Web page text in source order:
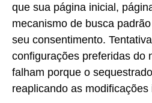
que sua página inicial,
mecanismo de busca
seu consentimento.
configurações preferidas do
falham porque o
reaplicando as modificações